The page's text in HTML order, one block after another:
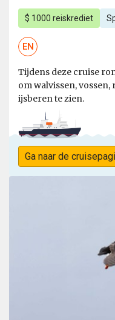
$ 1000 reiskrediet
EN
Tijdens deze cruise
om walvissen,
ijsberen te zien.
Ga naar de